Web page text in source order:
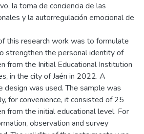
la toma de conciencia de las
y la autorregulación emocional de
this research work was to formulate
strengthen the personal identity of
from the Initial Educational Institution
in the city of Jaén in 2022. A
design was used. The sample was
for convenience, it consisted of 25
from the initial educational level. For
observation and survey